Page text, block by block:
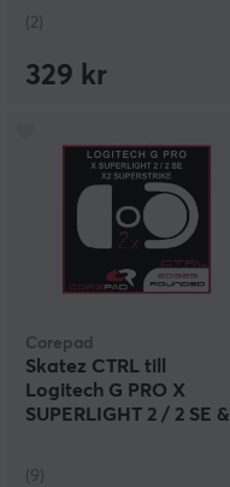
(2)
329 kr
Corepad
Skatez CTRL till
Logitech G PRO X
SUPERLIGHT 2 / 2 SE &
(9)